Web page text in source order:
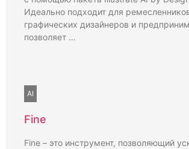
Идеально подходит для
графических дизайнеров и
позволяет …
AI
Fine
Fine – это инструмент, позволяющий